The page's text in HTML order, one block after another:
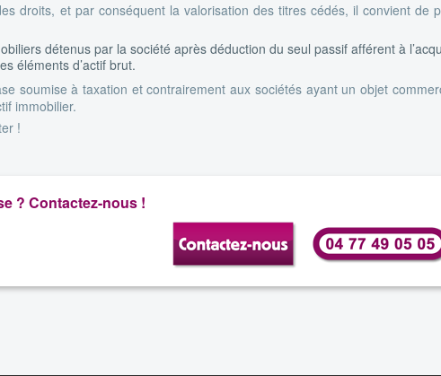
droits, et par conséquent la valorisation des titres cédés, il convient
détenus par la société après déduction du seul passif afférent à
éléments d’actif brut.
soumise à taxation et contrairement aux sociétés ayant un objet
immobilier.
!
? Contactez-nous !